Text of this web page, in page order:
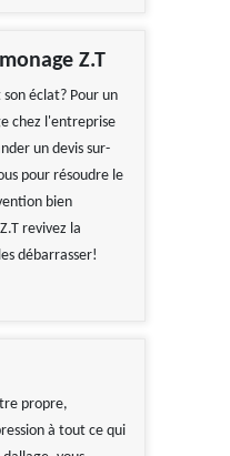
Z.T
éclat? Pour un
chez l'entreprise
un devis sur-
pour résoudre le
bien
revivez la
débarrasser!
propre,
à tout ce qui